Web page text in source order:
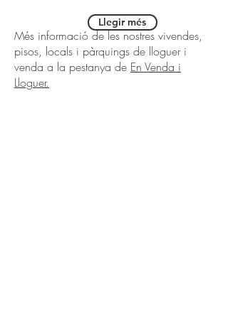
Llegir més
Més informació de les nostres vivendes,
pisos, locals i pàrquings de lloguer i
venda a la pestanya de En Venda i
Lloguer.